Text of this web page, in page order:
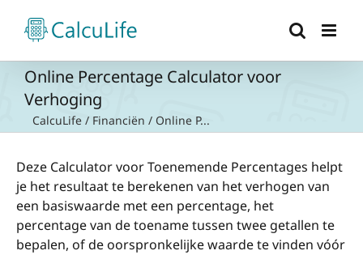
naar
inhoud
Online Percentage Calculator voor
Verhoging
CalcuLife / Financiën / Online P...
Deze Calculator voor Toenemende Percentages helpt
je het resultaat te berekenen van het verhogen van
een basiswaarde met een percentage, het
percentage van de toename tussen twee getallen te
bepalen, of de oorspronkelijke waarde te vinden vóór